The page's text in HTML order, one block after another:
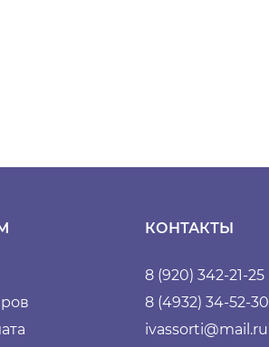
КОНТАКТЫ
8 (920) 342-21-25
8 (4932) 34-52-30
ivassorti@mail.ru